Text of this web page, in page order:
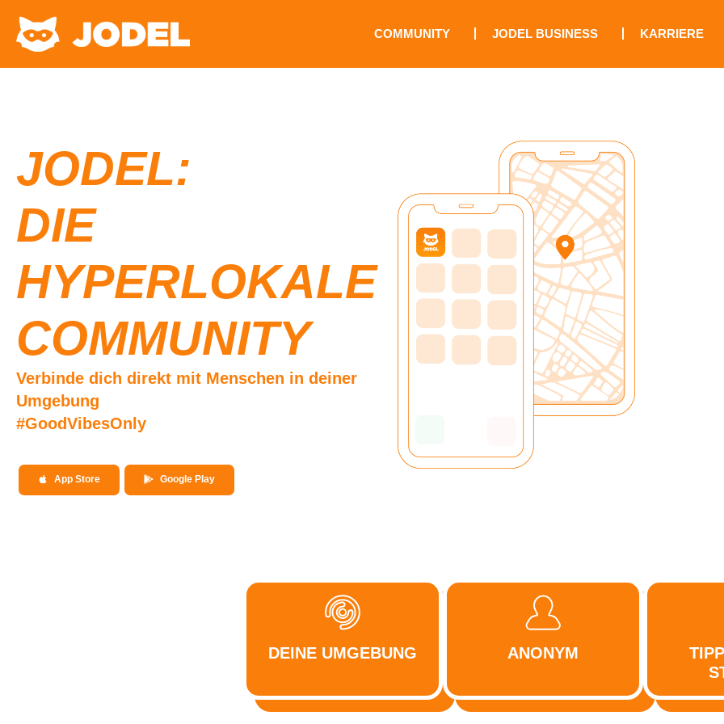
COMMUNITY JODEL BUSINESS KARRIERE
JODEL:
DIE
HYPERLOKALE
COMMUNITY​
Verbinde dich direkt mit Menschen in deiner
Umgebung
#GoodVibesOnly
App Store Google Play
DEINE UMGEBUNG ANONYM